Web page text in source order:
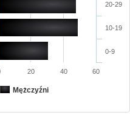
Mężczyźni
0-9
10-19
20-29
20 40 60